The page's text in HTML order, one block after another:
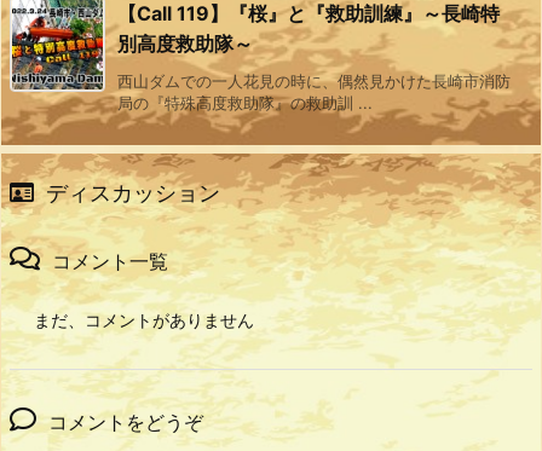
【Call 119】『桜』と『救助訓練』～長崎特
別高度救助隊～
西山ダムでの一人花見の時に、偶然見かけた長崎市消防
局の『特殊高度救助隊』の救助訓 ...
ディスカッション
コメント一覧
まだ、コメントがありません
コメントをどうぞ